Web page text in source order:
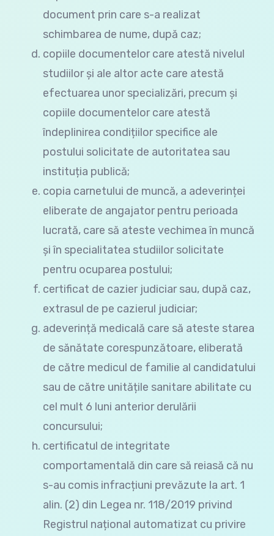
document prin care s-a realizat
schimbarea de nume, după caz;
copiile documentelor care atestă nivelul
studiilor și ale altor acte care atestă
efectuarea unor specializări, precum și
copiile documentelor care atestă
îndeplinirea condițiilor specifice ale
postului solicitate de autoritatea sau
instituția publică;
copia carnetului de muncă, a adeverinței
eliberate de angajator pentru perioada
lucrată, care să ateste vechimea în muncă
și în specialitatea studiilor solicitate
pentru ocuparea postului;
certificat de cazier judiciar sau, după caz,
extrasul de pe cazierul judiciar;
adeverință medicală care să ateste starea
de sănătate corespunzătoare, eliberată
de către medicul de familie al candidatului
sau de către unitățile sanitare abilitate cu
cel mult 6 luni anterior derulării
concursului;
certificatul de integritate
comportamentală din care să reiasă că nu
s-au comis infracțiuni prevăzute la art. 1
alin. (2) din Legea nr. 118/2019 privind
Registrul național automatizat cu privire